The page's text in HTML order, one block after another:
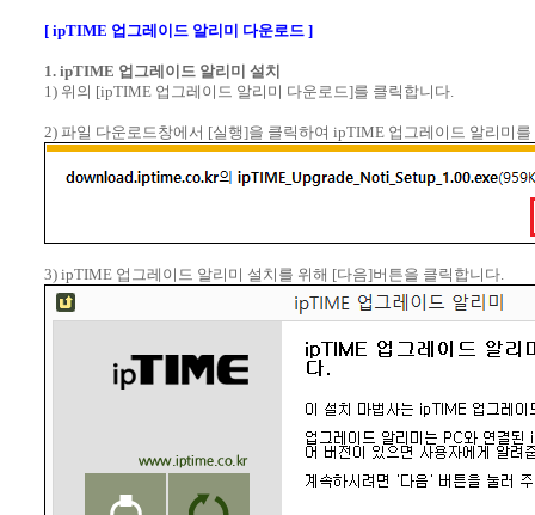
[ ipTIME 업그레이드 알리미 다운로드 ]
1. ipTIME 업그레이드 알리미 설치
1) 위의 [ipTIME 업그레이드 알리미 다운로드]를 클릭합니다.
2) 파일 다운로드창에서 [실행]을 클릭하여 ipTIME 업그레이드 알리미를
3) ipTIME 업그레이드 알리미 설치를 위해 [다음]버튼을 클릭합니다.